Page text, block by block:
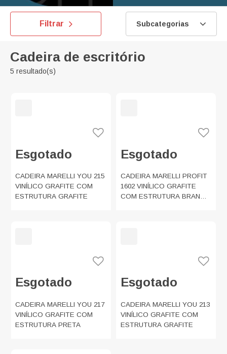
Filtrar
Cadeira de escritório
5 resultado(s)
Subcategorias
Esgotado
CADEIRA MARELLI YOU 215
VINÍLICO GRAFITE COM
ESTRUTURA GRAFITE
Esgotado
CADEIRA MARELLI PROFIT
1602 VINÍLICO GRAFITE
COM ESTRUTURA BRANCA
Esgotado
CADEIRA MARELLI YOU 217
VINÍLICO GRAFITE COM
ESTRUTURA PRETA
Esgotado
CADEIRA MARELLI YOU 213
VINÍLICO GRAFITE COM
ESTRUTURA GRAFITE